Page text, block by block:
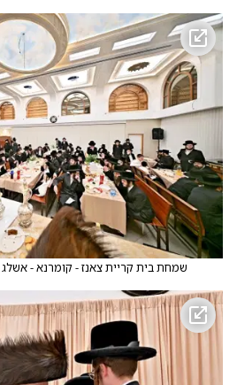
שמחת בית קריית צאנז - קומרנא - אשלג